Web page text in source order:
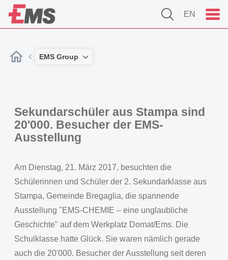
EN
EMS Group
Sekundarschüler aus Stampa sind
20'000. Besucher der EMS-
Ausstellung
Am Dienstag, 21. März 2017, besuchten die
Schülerinnen und Schüler der 2. Sekundarklasse aus
Stampa, Gemeinde Bregaglia, die spannende
Ausstellung "EMS-CHEMIE – eine unglaubliche
Geschichte" auf dem Werkplatz Domat/Ems. Die
Schulklasse hatte Glück. Sie waren nämlich gerade
auch die 20'000. Besucher der Ausstellung seit deren